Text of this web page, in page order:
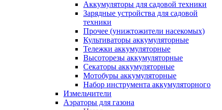
Аккумуляторы для садовой техники
Зарядные устройства для садовой
техники
Прочее (унижтожители насекомых)
Культиваторы аккумуляторные
Тележки аккумуляторные
Высоторезы аккумуляторные
Секаторы аккумуляторные
Мотобуры аккумуляторные
Набор инструмента аккумуляторного
Измельчители
Аэраторы для газона